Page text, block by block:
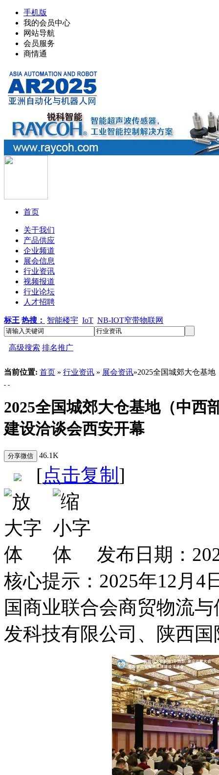
手机版
我的会员中心
网站导航
会员服务
商情通
首页
关于我们
产品供应
企业频道
展会信息
行业资讯
视频报道
行业论坛
人才招聘
标王 热搜： 智能楼宇 IoT NB-IOT窄带物联网
高级搜索 排名推广
当前位置: 首页 » 行业资讯 » 展会资讯»2025全国城郊大仓基
2025全国城郊大仓基地（中西
建设洽谈会西安开幕
46.1K
[点击复制 ]
发布日期：
核心提示： 2025年12月4
国商业联合会商贸物流
发科技有限公司、陕西